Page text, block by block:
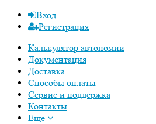
Вход
Регистрация
Калькулятор автономии
Документация
Доставка
Способы оплаты
Сервис и поддержка
Контакты
Ещё